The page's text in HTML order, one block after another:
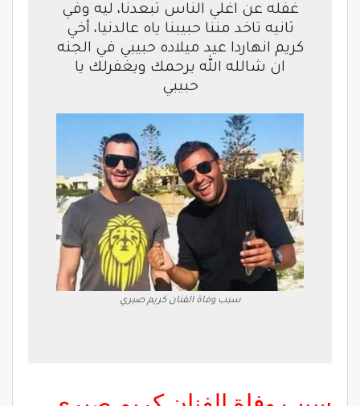
غفله عن اغلي الناس تبعدنا، ليه وفي
ثانيه تاخد مننا حبيبنا ياه عالدنيا، أخي
كريم انهاردا عيد ميلاده حبيبي في الجنه
ان شالله الله يرحمك ويغفرلك يا
حبيبي
سبب وفاة الفنان كريم صبري